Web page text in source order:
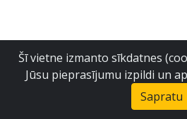
Šī vietne izmanto sīkdatnes
Jūsu pieprasījumu izpildi un
Sapratu